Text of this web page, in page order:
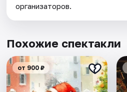
организаторов.
Похожие спектакли
от 900 ₽